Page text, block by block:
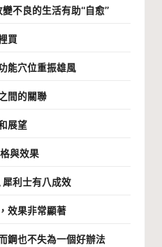
不良的生活有助“自愈”
買
能穴位重振雄風
間的關聯
展望
與效果
犀利士有八成效
效果非常顯著
鋼也不失為一個好辦法